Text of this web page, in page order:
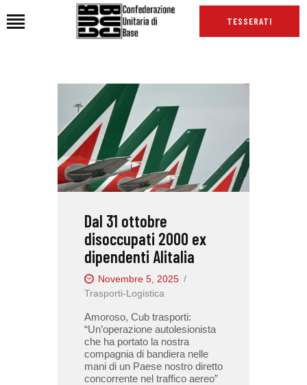
TESSERATI
CHI SIAMO
SEDI
NEWS
PODCAST CUB
INTERNAZIONALE
RASSEGNA STAMPA
Dal 31 ottobre
disoccupati 2000 ex
dipendenti Alitalia
Novembre 5, 2025
Trasporti-Logistica
Amoroso, Cub trasporti:
“Un’operazione autolesionista
che ha portato la nostra
compagnia di bandiera nelle
mani di un Paese nostro diretto
concorrente nel traffico aereo”